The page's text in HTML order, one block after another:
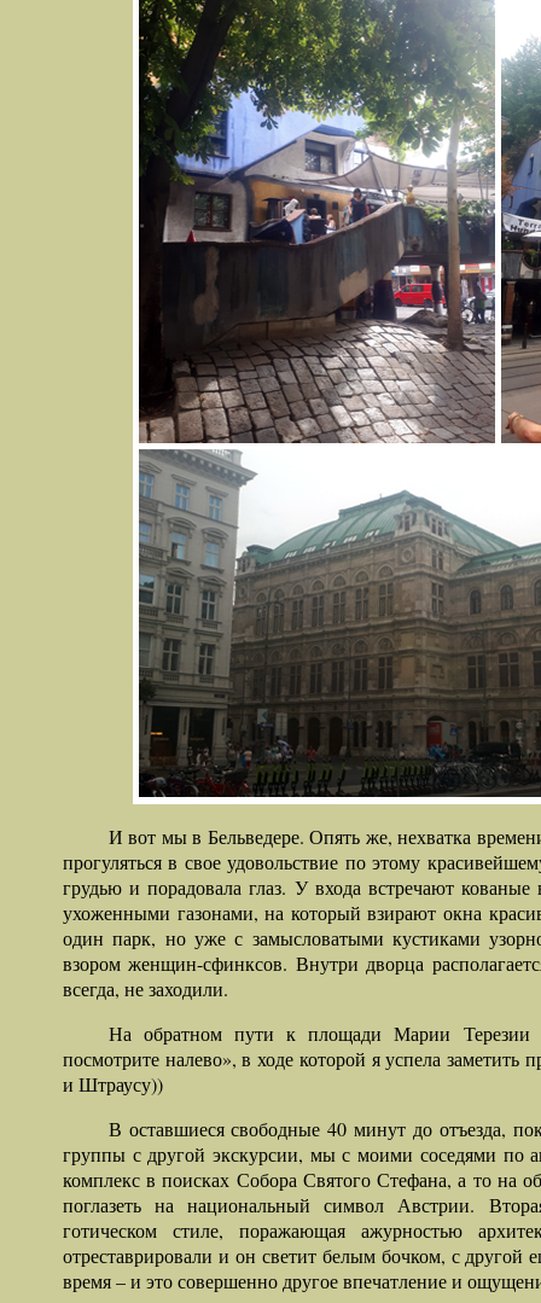
И вот мы в Бельведере. Опять же, нехватка
прогуляться в свое удовольствие по этому
грудью и порадовала глаз. У входа встречают
ухоженными газонами, на который взирают окна
один парк, но уже с замысловатыми кустиками
взором женщин-сфинксов. Внутри дворца
всегда, не заходили.
На обратном пути к площади Марии Терезии
посмотрите налево», в ходе которой я успела
и Штраусу))
В оставшиеся свободные 40 минут до отъезда,
группы с другой экскурсии, мы с моими соседями по
комплекс в поисках Собора Святого Стефана, а то на
поглазеть на национальный символ Австрии.
готическом стиле, поражающая ажурностью
отреставрировали и он светит белым бочком, с
время – и это совершенно другое впечатление и